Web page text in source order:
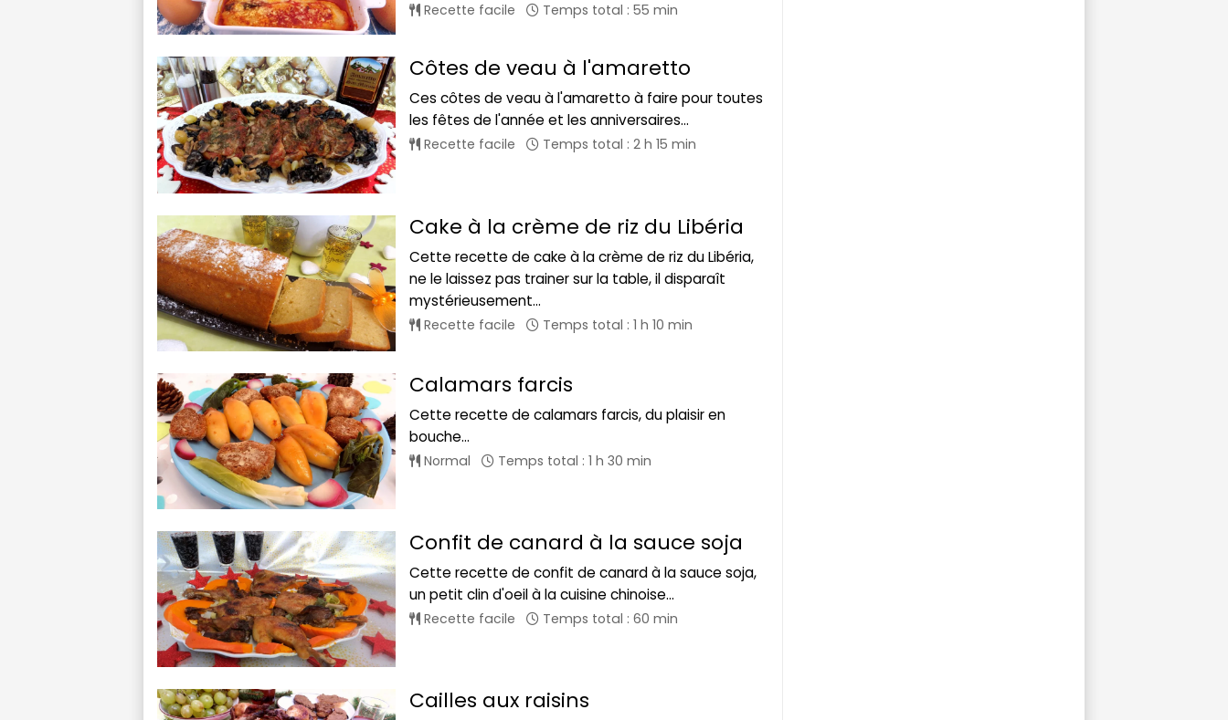
Recette facile Temps total : 55 min
Côtes de veau à l'amaretto
Ces côtes de veau à l'amaretto à faire pour toutes
les fêtes de l'année et les anniversaires...
Recette facile Temps total : 2 h 15 min
Cake à la crème de riz du Libéria
Cette recette de cake à la crème de riz du Libéria,
ne le laissez pas trainer sur la table, il disparaît
mystérieusement...
Recette facile Temps total : 1 h 10 min
Calamars farcis
Cette recette de calamars farcis, du plaisir en
bouche...
Normal Temps total : 1 h 30 min
Confit de canard à la sauce soja
Cette recette de confit de canard à la sauce soja,
un petit clin d'oeil à la cuisine chinoise...
Recette facile Temps total : 60 min
Cailles aux raisins